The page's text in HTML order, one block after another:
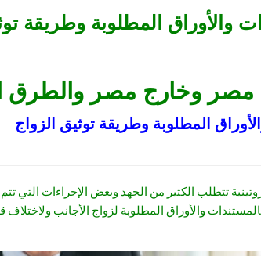
والأوراق المطلوبة وطريقة
وخارج مصر والطرق
المطلوبة وطريقة توثيق الزواج
تتطلب الكثير من الجهد وبعض الإجراءات التي
والأوراق المطلوبة لزواج الأجانب